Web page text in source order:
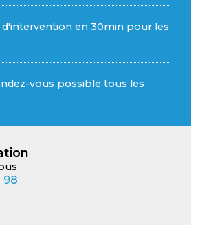
d'intervention en 30min pour les
vous possible tous les
98